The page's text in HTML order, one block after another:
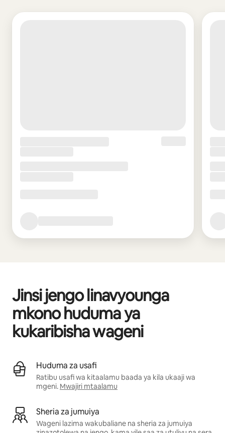
Jinsi jengo linavyounga
mkono huduma ya
kukaribisha wageni
Huduma za usafi
Ratibu usafi wa kitaalamu baada ya kila ukaaji wa
mgeni. Mwajiri mtaalamu
Sheria za jumuiya
Wageni lazima wakubaliane na sheria za jumuiya